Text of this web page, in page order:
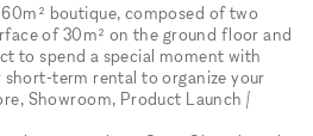
boutique, composed of two
of 30m² on the ground floor and
to spend a special moment with
term rental to organize your
Showroom, Product Launch /